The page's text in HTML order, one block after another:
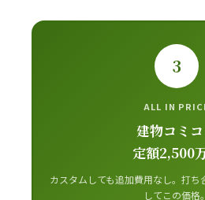
3
ALL IN
建物コミコ
定額2,500
カスタムしても追加費用なし。打
してこの価格。